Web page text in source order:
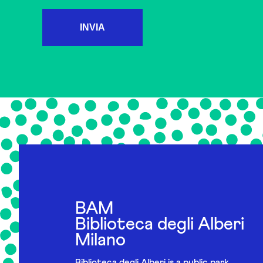
INVIA
BAM
Biblioteca degli Alberi
Milano